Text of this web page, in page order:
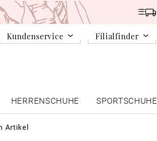
Kundenservice Filialfinder
HERRENSCHUHE SPORTSCHUHE
Artikel